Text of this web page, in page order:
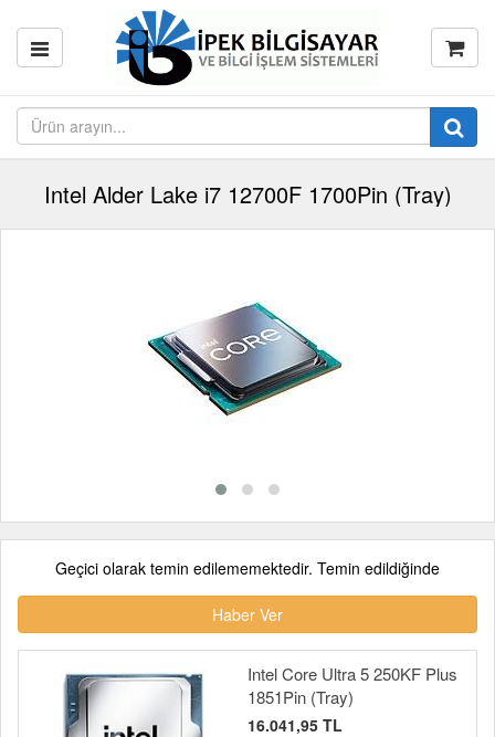
Intel Alder Lake i7 12700F 1700Pin (Tray)
Geçici olarak temin edilememektedir. Temin edildiğinde
Haber Ver
Intel Core Ultra 5 250KF Plus
1851Pin (Tray)
16.041,95 TL